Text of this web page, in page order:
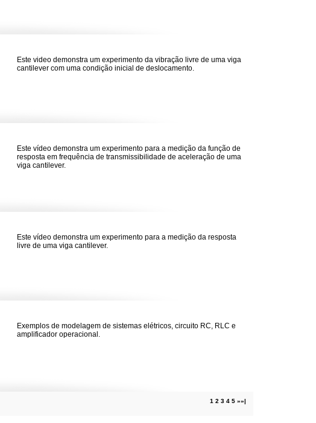
Este video demonstra um experimento da vibração livre de uma viga
cantilever com uma condição inicial de deslocamento.
Este vídeo demonstra um experimento para a medição da função de
resposta em frequência de transmissibilidade de aceleração de uma
viga cantilever.
Este vídeo demonstra um experimento para a medição da resposta
livre de uma viga cantilever.
Exemplos de modelagem de sistemas elétricos, circuito RC, RLC e
amplificador operacional.
1 2 3 4 5 »»|